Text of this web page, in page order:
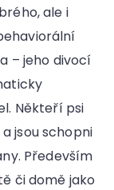
ale i
– jeho divocí
Někteří psi
jsou schopni
Především
či domě jako